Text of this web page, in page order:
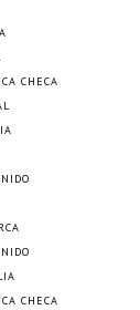
CHECA
CHECA